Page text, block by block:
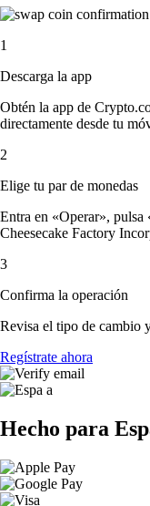
1
Descarga la app
Obtén la app de
directamente desde tu
2
Elige tu par de monedas
Entra en «Operar»,
Cheesecake Factory
3
Confirma la operación
Revisa el tipo de cambio
Regístrate ahora
Hecho para